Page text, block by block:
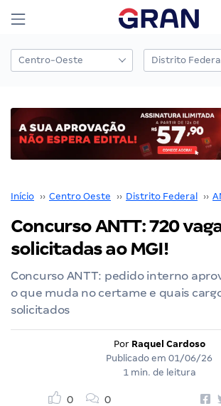
Início ›› Centro Oeste ›› Distrito Federal ››
Concurso ANTT: 720
solicitadas ao MGI!
Concurso ANTT: pedido interno
o que muda no certame e quais
solicitados
Por Raquel Cardoso
Publicado em 01/06/26
1 min. de leitura
0 0